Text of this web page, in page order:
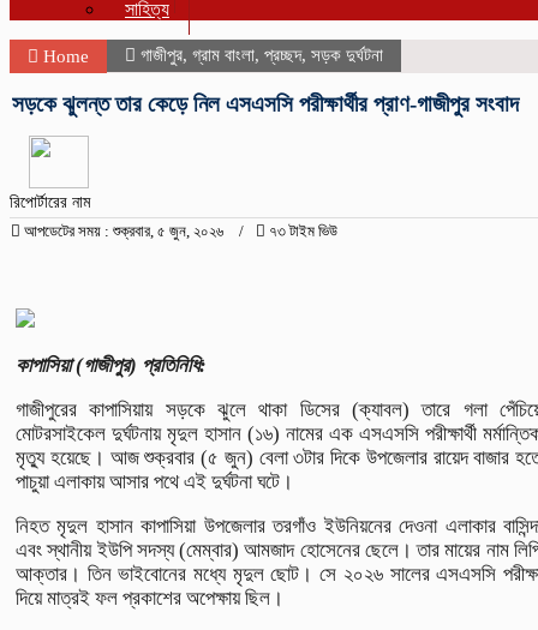
সাহিত্য
Home গাজীপুর, গ্রাম বাংলা, প্রচ্ছদ, সড়ক দুর্ঘটনা
সড়কে ঝুলন্ত তার কেড়ে নিল এসএসসি পরীক্ষার্থীর প্রাণ-গাজীপুর সংবাদ
রিপোর্টারের নাম
আপডেটের সময় : শুক্রবার, ৫ জুন, ২০২৬
৭৩ টাইম ভিউ
কাপাসিয়া (গাজীপুর) প্রতিনিধি:
গাজীপুরের কাপাসিয়ায় সড়কে ঝুলে থাকা ডিসের (ক্যাবল) তারে গলা
মোটরসাইকেল দুর্ঘটনায় মৃদুল হাসান (১৬) নামের এক এসএসসি পরীক্ষার্থী
মৃত্যু হয়েছে। আজ শুক্রবার (৫ জুন) বেলা ৩টার দিকে উপজেলার রায়েদ বাজার
পাচুয়া এলাকায় আসার পথে এই দুর্ঘটনা ঘটে।
নিহত মৃদুল হাসান কাপাসিয়া উপজেলার তরগাঁও ইউনিয়নের দেওনা এলাকার
এবং স্থানীয় ইউপি সদস্য (মেম্বার) আমজাদ হোসেনের ছেলে। তার মায়ের নাম
আক্তার। তিন ভাইবোনের মধ্যে মৃদুল ছোট। সে ২০২৬ সালের এসএসসি
দিয়ে মাত্রই ফল প্রকাশের অপেক্ষায় ছিল।